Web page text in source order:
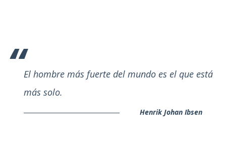
El hombre más fuerte del mundo es el que está
más solo.
Henrik Johan Ibsen